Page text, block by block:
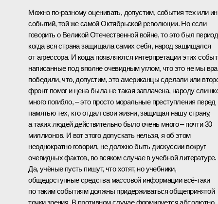
Можно по‑разному оценивать, допустим, события тех или
событий, той же самой Октябрьской революции. Но если
говорить о Великой Отечественной войне, то это был
когда вся страна защищала самих себя, народ защищался
от агрессора. И когда появляются интерпретации этих
написанные под вполне очевидным углом, что это не мы
победили, что, допустим, это американцы сделали или
фронт помог и цена была не такая заплачена, народу
много погибло, – это просто моральные преступления перед
памятью тех, кто отдал свои жизни, защищая нашу страну,
а таких людей действительно было очень много – почти 30
миллионов. И вот этого допускать нельзя, я об этом
неоднократно говорил, не должно быть дискуссии вокруг
очевидных фактов, во всяком случае в учебной литературе.
Да, учёные пусть пишут, что хотят, но учебники,
общедоступные средства массовой информации всё‑таки
по таким событиям должны придерживаться общепринятой
точки зрения. В противном случае формируется абсолютно